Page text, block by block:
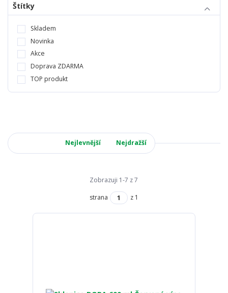
Štítky
Skladem
Novinka
Akce
Doprava ZDARMA
TOP produkt
Nejlevnější Nejdražší
Zobrazuji 1-7 z 7
strana z 1